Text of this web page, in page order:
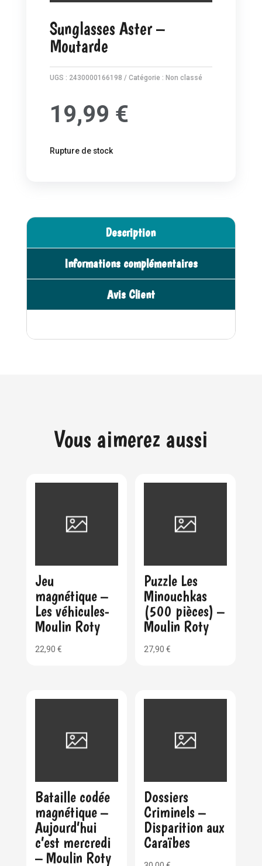
Sunglasses Aster –
Moutarde
UGS : 2430000166198 Catégorie : Non classé
19,99 €
Rupture de stock
Description
Informations complémentaires
Avis Client
Vous aimerez aussi
Jeu
magnétique –
Les véhicules-
Moulin Roty
22,90 €
Puzzle Les
Minouchkas
(500 pièces) –
Moulin Roty
27,90€
Bataille codée
magnétique –
Aujourd’hui
c’est mercredi
– Moulin Roty
Dossiers
Criminels –
Disparition aux
Caraïbes